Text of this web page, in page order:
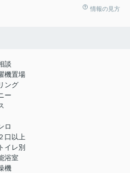
情報の見方
談
機置場
ング
ー
ロ
口以上
イレ別
浴室
機